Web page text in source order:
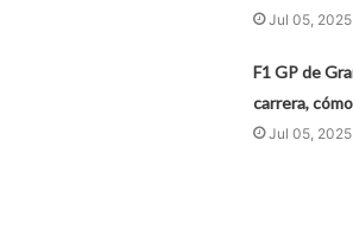
Jul 05, 2025
F1 GP de
carrera,
Jul 05, 2025